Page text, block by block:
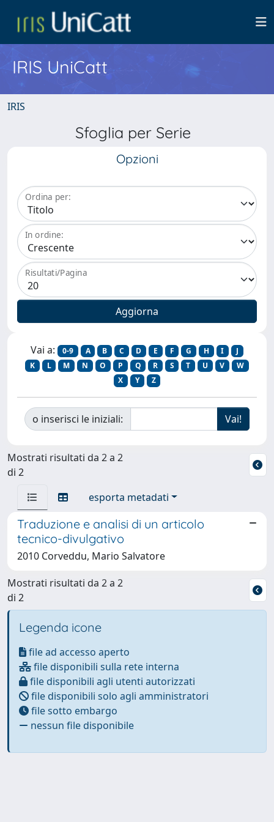
IRIS UniCatt
IRIS
Sfoglia per Serie
Opzioni
Ordina per:
In ordine:
Risultati/Pagina
Vai a: 0-9 A B C D E F G H I
J
K
L M N O P Q R S T U V
W
X
Y Z
o inserisci le iniziali:
Mostrati risultati da 2 a 2
di 2
esporta metadati
Traduzione e analisi di un articolo
tecnico-divulgativo
2010 Corveddu, Mario Salvatore
Mostrati risultati da 2 a 2
di 2
Legenda icone
file ad accesso aperto
file disponibili sulla rete interna
file disponibili agli utenti autorizzati
file disponibili solo agli amministratori
file sotto embargo
nessun file disponibile